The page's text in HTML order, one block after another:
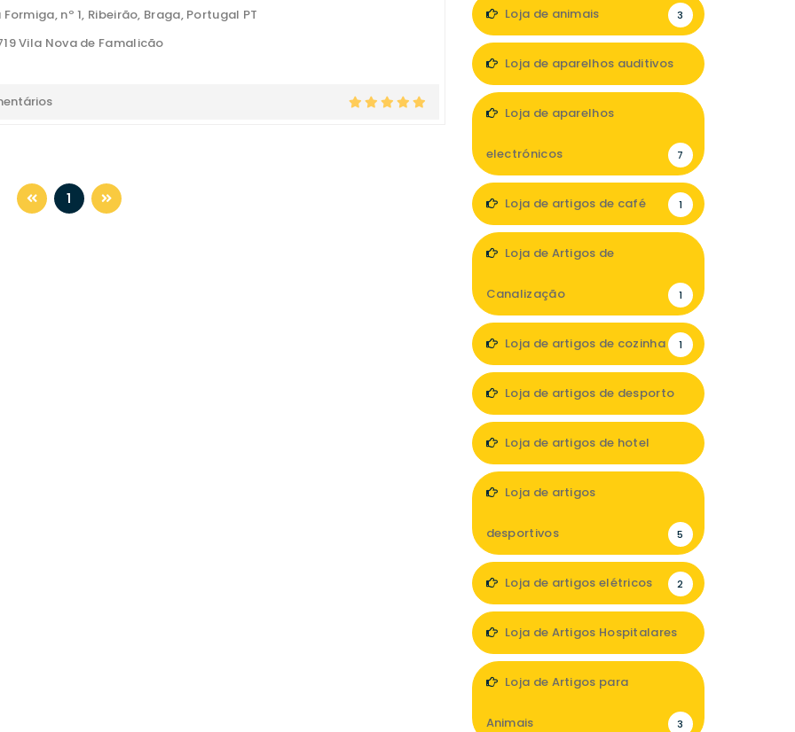
Formiga, nº 1, Ribeirão, Braga, Portugal PT
Vila Nova de Famalicão
1
Loja de animais 3
Loja de aparelhos auditivos
Loja de aparelhos
electrónicos 7
Loja de artigos de café 1
Loja de Artigos de
Canalização 1
Loja de artigos de cozinha 1
Loja de artigos de desporto
Loja de artigos de hotel
Loja de artigos
desportivos 5
Loja de artigos elétricos 2
Loja de Artigos Hospitalares
Loja de Artigos para
Animais 3